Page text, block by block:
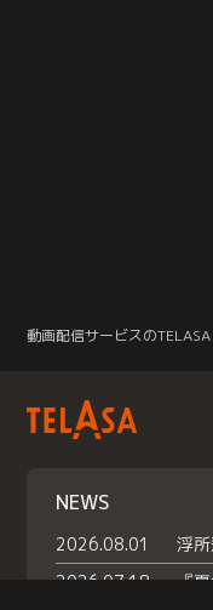
動画配信サービスのTELASA
NEWS
2026.08.01
2026.07.18